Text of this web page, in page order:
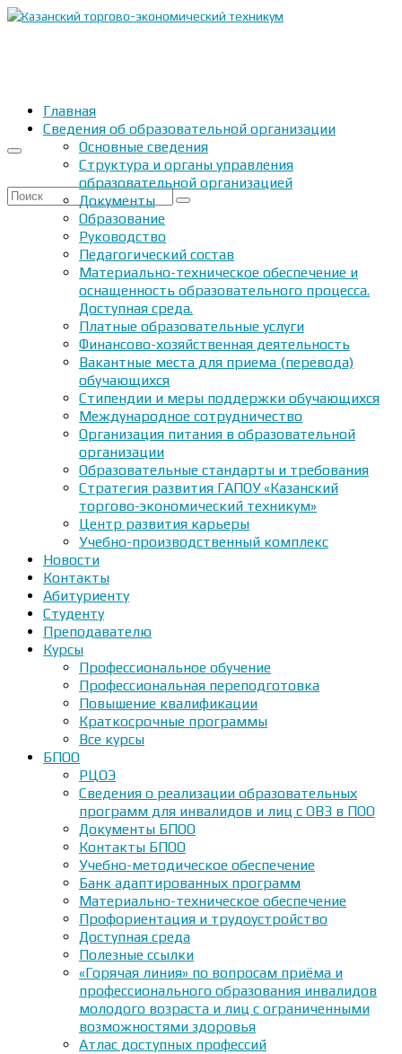
Искать:
Главная
Сведения об образовательной организации
Основные сведения
Структура и органы управления
образовательной организацией
Документы
Образование
Руководство
Педагогический состав
Материально-техническое обеспечение и
оснащенность образовательного процесса.
Доступная среда.
Платные образовательные услуги
Финансово-хозяйственная деятельность
Вакантные места для приема (перевода)
обучающихся
Стипендии и меры поддержки обучающихся
Международное сотрудничество
Организация питания в образовательной
организации
Образовательные стандарты и требования
Стратегия развития ГАПОУ «Казанский
торгово-экономический техникум»
Центр развития карьеры
Учебно-производственный комплекс
Новости
Контакты
Абитуриенту
Студенту
Преподавателю
Курсы
Профессиональное обучение
Профессиональная переподготовка
Повышение квалификации
Краткосрочные программы
Все курсы
БПОО
РЦОЭ
Сведения о реализации образовательных
программ для инвалидов и лиц с ОВЗ в ПОО
Документы БПОО
Контакты БПОО
Учебно-методическое обеспечение
Банк адаптированных программ
Материально-техническое обеспечение
Профориентация и трудоустройство
Доступная среда
Полезные ссылки
«Горячая линия» по вопросам приёма и
профессионального образования инвалидов
молодого возраста и лиц с ограниченными
возможностями здоровья
Атлас доступных профессий